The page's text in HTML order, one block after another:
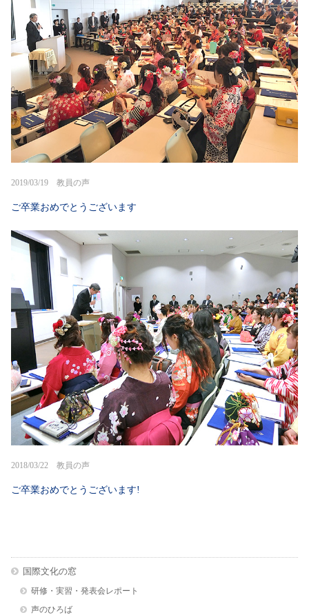
2019/03/19 教員の声
ご卒業おめでとうございます
2018/03/22 教員の声
ご卒業おめでとうございます!
国際文化の窓
研修・実習・発表会レポート
声のひろば